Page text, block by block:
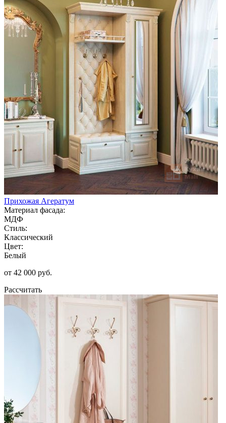
Прихожая Агератум
Материал фасада:
МДФ
Стиль:
Классический
Цвет:
Белый
от 42 000 руб.
Рассчитать